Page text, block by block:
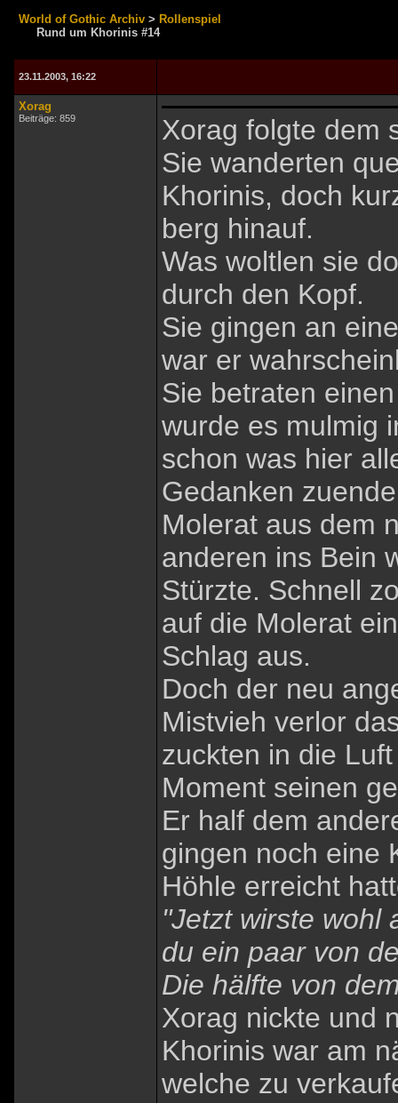
World of Gothic Archiv > Rollenspiel
Rund um Khorinis #14
23.11.2003, 16:22
Xorag
Beiträge: 859
Xorag folgte dem
Sie wanderten
Khorinis, doch
berg hinauf.
Was woltlen sie
durch den Kopf.
Sie gingen an
war er
Sie betraten
wurde es mulmig
schon was hier
Gedanken
Molerat aus dem
anderen ins Bein
Stürzte. Schnell
auf die Molerat
Schlag aus.
Doch der neu
Mistvieh verlor
zuckten in die
Moment seinen
Er half dem
gingen noch eine
Höhle erreicht
"Jetzt wirste wohl
du ein paar von
Die hälfte von
Xorag nickte und
Khorinis war am
welche zu